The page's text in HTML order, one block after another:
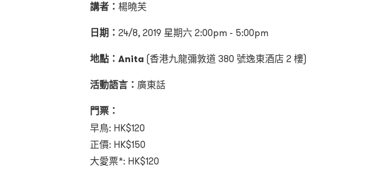
講者： 楊曉芙
日期： 24/8, 2019 星期六 2:00pm - 5:00pm
地點： Anita (香港九龍彌敦道 380 號逸東酒店 2 樓)
活動語言： 廣東話
門票：
早鳥: HK$120
正價: HK$150
大愛票*: HK$120